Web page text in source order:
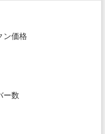
ン価格
ー数